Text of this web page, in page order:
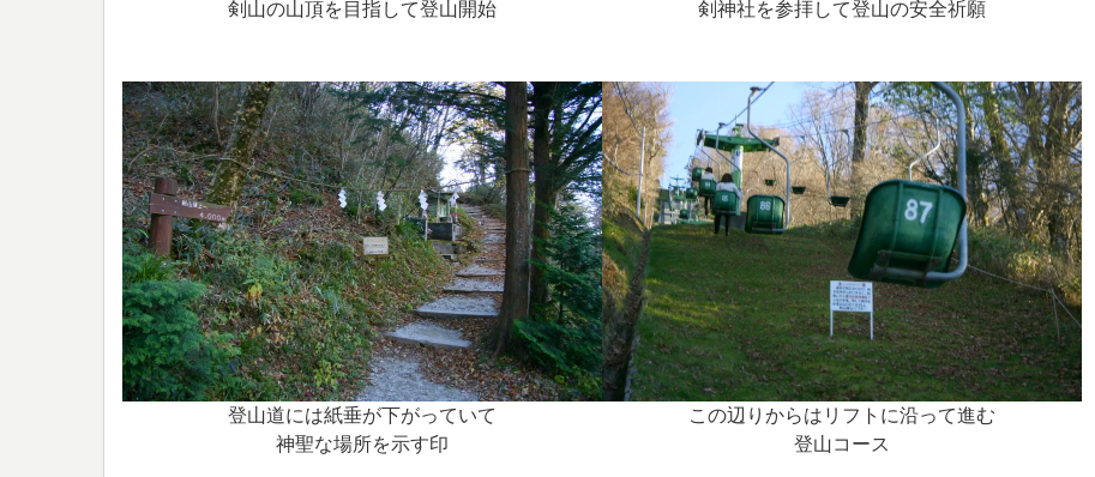
剣山の山頂を目指して登山開始
剣神社を参拝して登山の安全祈願
登山道には紙垂が下がっていて
神聖な場所を示す印
この辺りからはリフトに沿って進む
登山コース